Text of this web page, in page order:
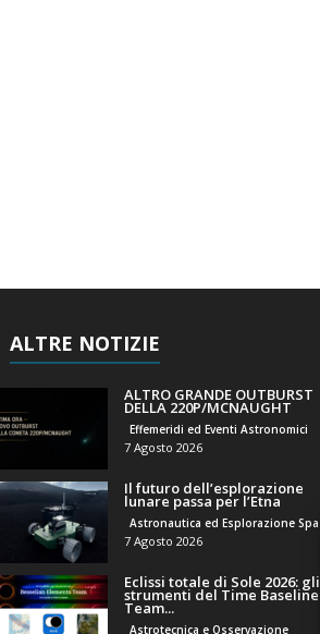
ALTRE NOTIZIE
ALTRO GRANDE OUTBURST
DELLA 220P/MCNAUGHT
Effemeridi ed Eventi Astronomici
7 Agosto 2026
Il futuro dell’esplorazione
lunare passa per l’Etna
7 Agosto 2026
Eclissi totale di Sole 2026: gli
strumenti del Time Baseline
Team...
Astrotecnica e Osservazione